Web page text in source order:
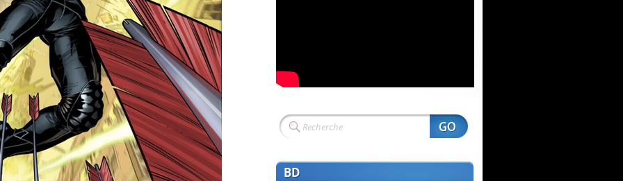
BD